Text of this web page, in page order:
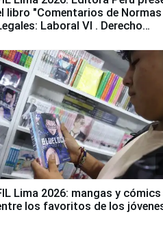
libro "Comentarios de Normas
Laboral Vl . Derecho
Lima 2026: mangas y cómics
los favoritos de los